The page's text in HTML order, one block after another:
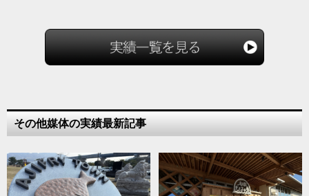
その他媒体の実績最新記事